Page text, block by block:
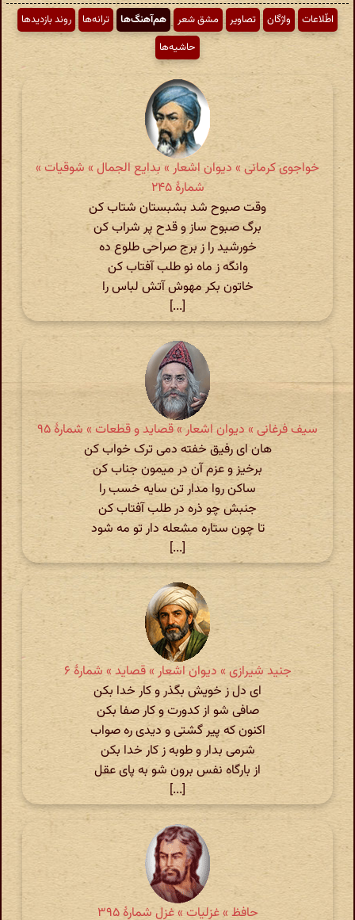
اطّلاعات واژگان تصاویر مشق شعر هم‌آهنگ‌ها ترانه‌ها
روند بازدیدها
حاشیه‌ها
خواجوی کرمانی » دیوان اشعار » بدایع الجمال » شوقیات »
شمارهٔ ۲۴۵
وقت صبوح شد بشبستان شتاب کن
برگ صبوح ساز و قدح پر شراب کن
خورشید را ز برج صراحی طلوع ده
وانگه ز ماه نو طلب آفتاب کن
خاتون بکر مهوش آتش لباس را
[...]
سیف فرغانی » دیوان اشعار » قصاید و قطعات » شمارهٔ ۹۵
هان ای رفیق خفته دمی ترک خواب کن
برخیز و عزم آن در میمون جناب کن
ساکن روا مدار تن سایه خسب را
جنبش چو ذره در طلب آفتاب کن
تا چون ستاره مشعله دار تو مه شود
[...]
جنید شیرازی » دیوان اشعار » قصاید » شمارهٔ ۶
ای دل ز خویش بگذر و کار خدا بکن
صافی شو از کدورت و کار صفا بکن
اکنون که پیر گشتی و دیدی ره صواب
شرمی بدار و طوبه ز کار خدا بکن
از بارگاه نفس برون شو به پای عقل
[...]
حافظ » غزلیات » غزل شمارهٔ ۳۹۵